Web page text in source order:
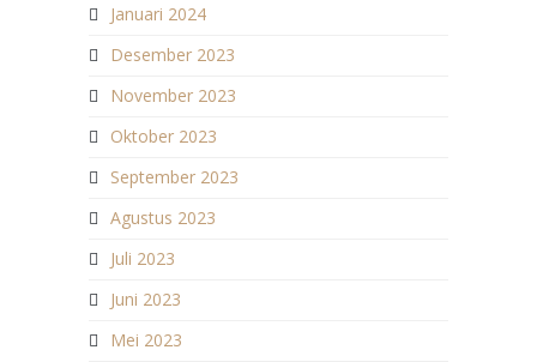
Januari 2024
Desember 2023
November 2023
Oktober 2023
September 2023
Agustus 2023
Juli 2023
Juni 2023
Mei 2023